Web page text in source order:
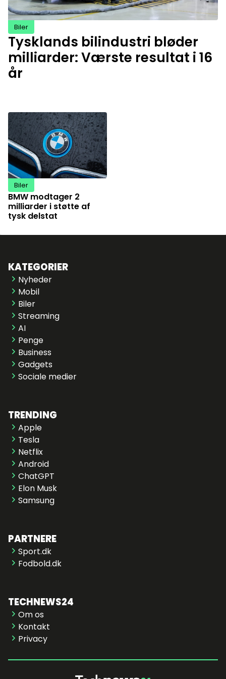
Biler
Tysklands bilindustri bløder
milliarder: Værste resultat i 16
år
Biler
BMW modtager 2
milliarder i støtte af
tysk delstat
KATEGORIER
Nyheder
Mobil
Biler
Streaming
AI
Penge
Business
Gadgets
Sociale medier
TRENDING
Apple
Tesla
Netflix
Android
ChatGPT
Elon Musk
Samsung
PARTNERE
Sport.dk
Fodbold.dk
TECHNEWS24
Om os
Kontakt
Privacy